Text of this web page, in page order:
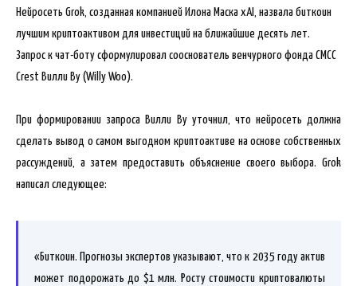
Нейросеть Grok, созданная компанией Илона Маска xAI, назвала биткоин
лучшим криптоактивом для инвестиций на ближайшие десять лет.
Запрос к чат-боту сформулировал сооснователь венчурного фонда CMCC
Crest Вилли Ву (Willy Woo).
При формировании запроса Вилли Ву уточнил, что нейросеть должна
сделать вывод о самом выгодном криптоактиве на основе собственных
рассуждений, а затем предоставить объяснение своего выбора. Grok
написал следующее:
«Биткоин. Прогнозы экспертов указывают, что к 2035 году актив
может подорожать до $1 млн. Росту стоимости криптовалюты